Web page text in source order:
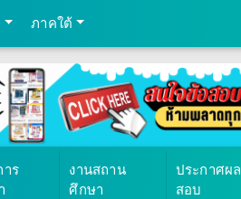
ภาคใต้
าร
งานสถาน
ศึกษา
ประกาศผล
สอบ